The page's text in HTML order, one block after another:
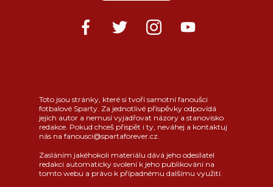
Toto jsou stránky, které si tvoří samotní fanoušci
fotbalové Sparty. Za jednotlivé příspěvky odpovídá
jejich autor a nemusí vyjadřovat názory a stanovisko
redakce. Pokud chceš přispět i ty, neváhej a kontaktuj
nás na fanousci@spartaforever.cz.
Zasláním jakéhokoli materiálu dává jeho odesílatel
redakci automaticky svolení k jeho publikování na
tomto webu a právo k případnému dalšímu využití.